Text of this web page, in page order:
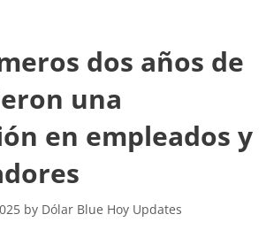
dos años de
una
en empleados y
by Dólar Blue Hoy Updates